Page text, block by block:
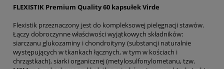
FLEXISTIK Premium Quality 60 kapsułek Virde
Flexistik przeznaczony jest do kompleksowej pielęgnacji stawów.
Łączy dobroczynne właściwości wyjątkowych składników:
siarczanu glukozaminy i chondroityny (substancji naturalnie
występujących w tkankach łącznych, w tym w kościach i
chrząstkach), siarki organicznej (metylosulfonylometanu, tzw.